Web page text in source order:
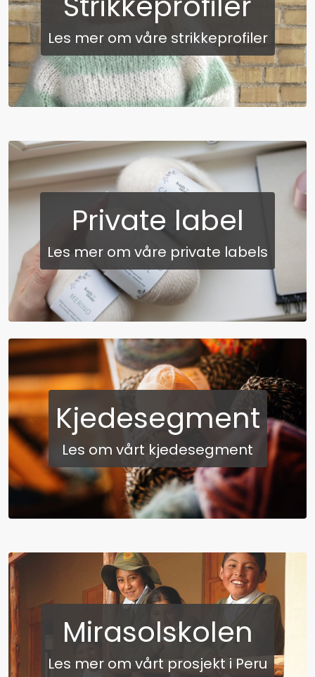
Les mer om våre strikkeprofiler
Private label
Les mer om våre private labels
Kjedesegment
Les om vårt kjedesegment
Mirasolskolen
Les mer om vårt prosjekt i Peru